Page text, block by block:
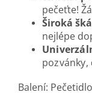
pečeťte!
Široká
nejlépe
Balení: